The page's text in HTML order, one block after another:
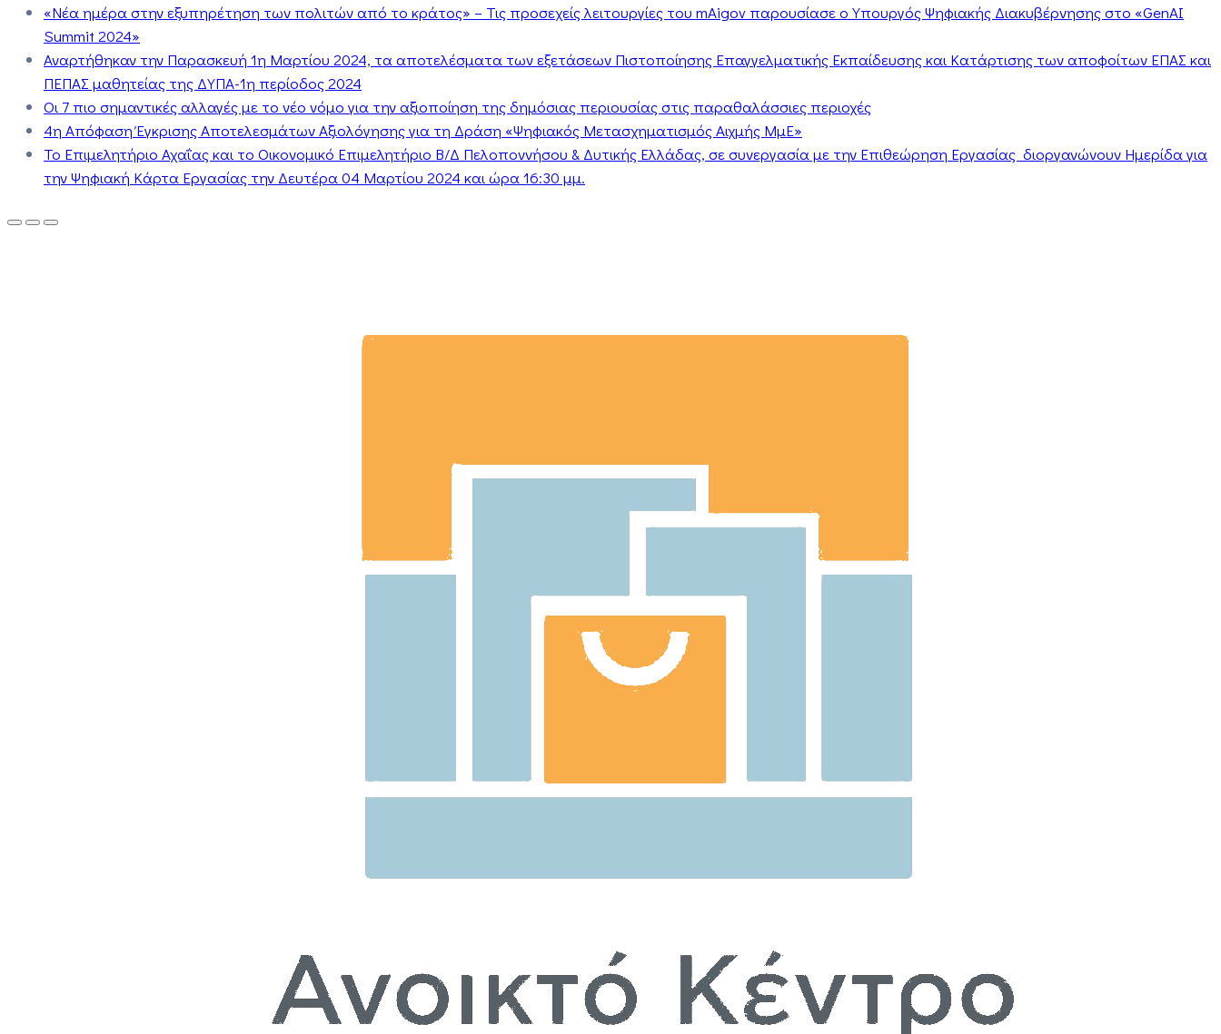
«Νέα ημέρα στην εξυπηρέτηση των πολιτών από το κράτος» – Τις προσεχείς λειτουργίες του mAigov παρουσίασε ο Υπουργός Ψηφιακής Διακυβέρνησης στο «GenAI
Summit 2024»
Αναρτήθηκαν την Παρασκευή 1η Μαρτίου 2024, τα αποτελέσματα των εξετάσεων Πιστοποίησης Επαγγελματικής Εκπαίδευσης και Κατάρτισης των αποφοίτων ΕΠΑΣ και
ΠΕΠΑΣ μαθητείας της ΔΥΠΑ-1η περίοδος 2024
Οι 7 πιο σημαντικές αλλαγές με το νέο νόμο για την αξιοποίηση της δημόσιας περιουσίας στις παραθαλάσσιες περιοχές
4η Απόφαση Έγκρισης Αποτελεσμάτων Αξιολόγησης για τη Δράση «Ψηφιακός Μετασχηματισμός Αιχμής ΜμΕ»
Το Επιμελητήριο Αχαΐας και το Οικονομικό Επιμελητήριο Β/Δ Πελοποννήσου & Δυτικής Ελλάδας, σε συνεργασία με την Επιθεώρηση Εργασίας διοργανώνουν Ημερίδα για
την Ψηφιακή Κάρτα Εργασίας την Δευτέρα 04 Μαρτίου 2024 και ώρα 16:30 μμ.